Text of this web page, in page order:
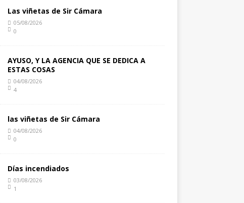
Las viñetas de Sir Cámara
05/08/2026
0
AYUSO, Y LA AGENCIA QUE SE DEDICA A
ESTAS COSAS
04/08/2026
4
las viñetas de Sir Cámara
04/08/2026
0
Días incendiados
03/08/2026
1